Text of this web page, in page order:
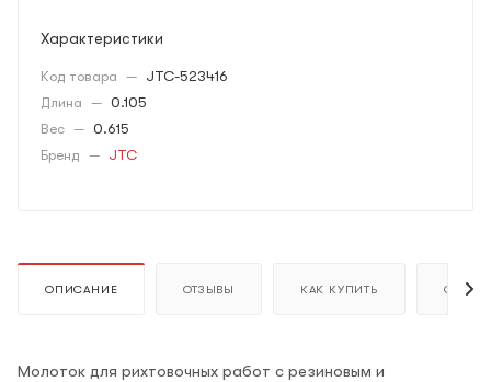
Характеристики
Код товара — JTC-523416
Длина — 0.105
Вес — 0.615
Бренд — JTC
ОПИСАНИЕ ОТЗЫВЫ КАК КУПИТЬ ОПЛАТА
Молоток для рихтовочных работ с резиновым и